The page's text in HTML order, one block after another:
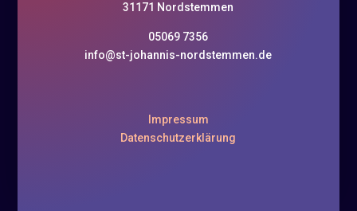
31171 Nordstemmen
05069 7356
info@st-johannis-nordstemmen.de
Impressum
Datenschutzerklärung